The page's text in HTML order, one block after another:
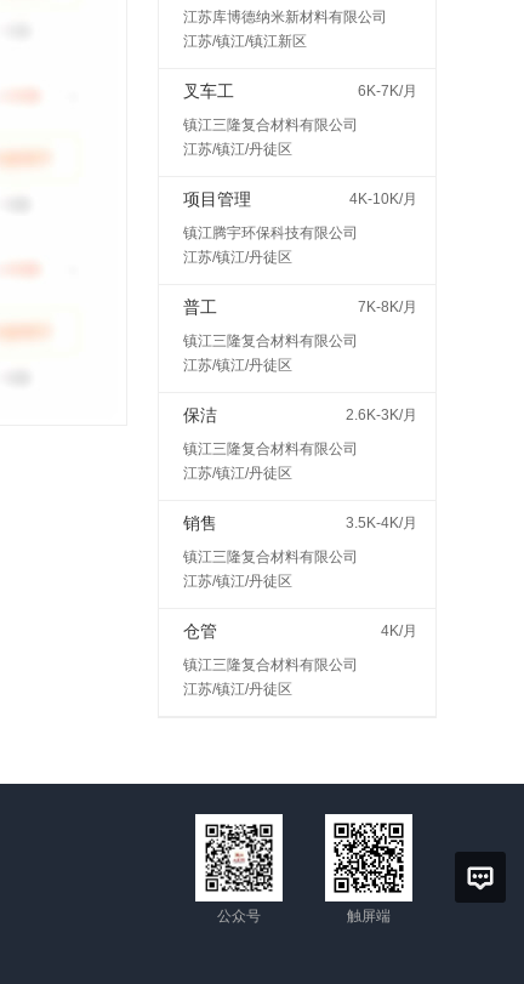
江苏库博德纳米新材料有限公司
江苏/镇江/镇江新区
叉车工
6K-7K/月
镇江三隆复合材料有限公司
江苏/镇江/丹徒区
项目管理
4K-10K/月
镇江腾宇环保科技有限公司
江苏/镇江/丹徒区
普工
7K-8K/月
镇江三隆复合材料有限公司
江苏/镇江/丹徒区
保洁
2.6K-3K/月
镇江三隆复合材料有限公司
江苏/镇江/丹徒区
销售
3.5K-4K/月
镇江三隆复合材料有限公司
江苏/镇江/丹徒区
仓管
4K/月
镇江三隆复合材料有限公司
江苏/镇江/丹徒区
公众号 触屏端